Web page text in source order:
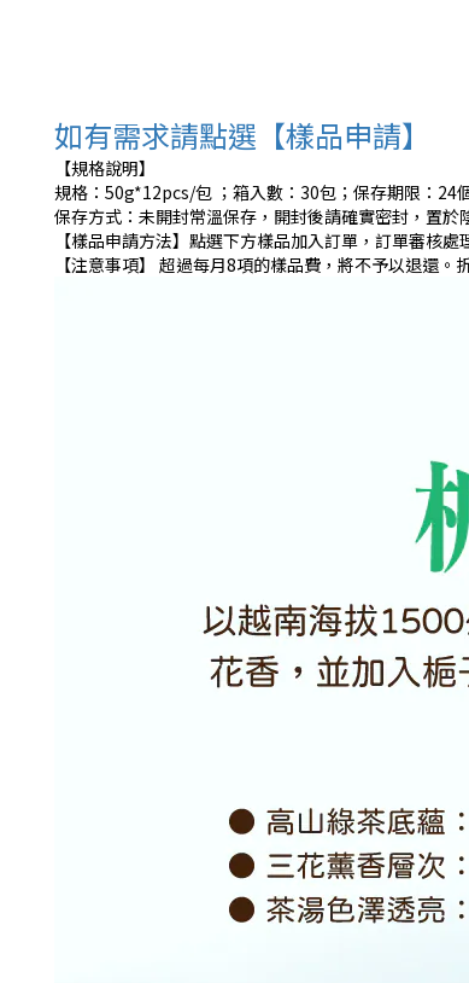
如有需求請點選【樣品申請】
【規格說明】
規格：50g*12pcs/包 ；箱入數：30包；保存期限：24
保存方式：未開封常溫保存，開封後請確實密封，置於
【樣品申請方法】點選下方樣品加入訂單，訂單審核
【注意事項】 超過每月8項的樣品費，將不予以退還。